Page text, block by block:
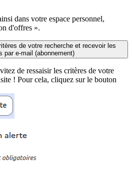
dans votre espace personnel,
d'offres ».
de votre recherche et recevoir les
par e-mail (abonnement)
de ressaisir les critères de votre
! Pour cela, cliquez sur le bouton